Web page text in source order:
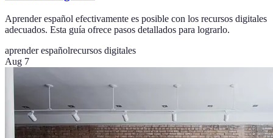
Aprender español efectivamente es posible con los recursos digitales
adecuados. Esta guía ofrece pasos detallados para lograrlo.
aprender españolrecursos digitales
Aug 7